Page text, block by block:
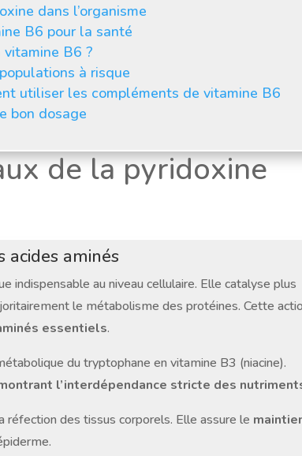
dans l’organisme
B6 pour la santé
B6 ?
à risque
utiliser les compléments de vitamine B6
bon dosage
de la pyridoxine
acides aminés
indispensable au niveau cellulaire. Elle catalyse plus
le métabolisme des protéines. Cette
essentiels.
du tryptophane en vitamine B3 (niacine).
l’interdépendance stricte des
des tissus corporels. Elle assure le